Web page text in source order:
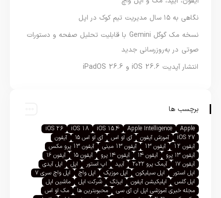
نگاهی به ۱۵ سال مدیریت تیم کوک در اپل
نسخه مک گوگل Gemini با قابلیت تحلیل صفحه و دستورات
صوتی در به‌روزرسانی جدید
انتشار آپدیت iOS 26.6 و iPadOS 26.6
برچسب ها
Apple
Apple Intelligence
iOS 15.4
iOS 18
iOS 26
iOS 27
آموزش آیفون آی او اس آی او اس ۱۵
آیفون
آیفون 12
آیفون 13 آیفون 13 مینی
آیفون 13 پرو مکس
آیفون ۱۳ پرو
آیفون ۱۴ آیفون ۱۴ پرو آیفون ۱۵
آیفون ۱۶
آیفون ۱۷
آیمک پرو ۲۰۲۲ آیپد اپ استور اپل
اپل آیدی
اپل استور
اپل سیلیکون اپل موزیک اپل واچ
اپل واچ سری ۷
اپل گلس
اپلیکیشن آیفون ایرتگ شرکت اپل
ماشین اپل
مجله خبری آموزشی اپل ان آی سی
محبوبترین ها
مک او اس